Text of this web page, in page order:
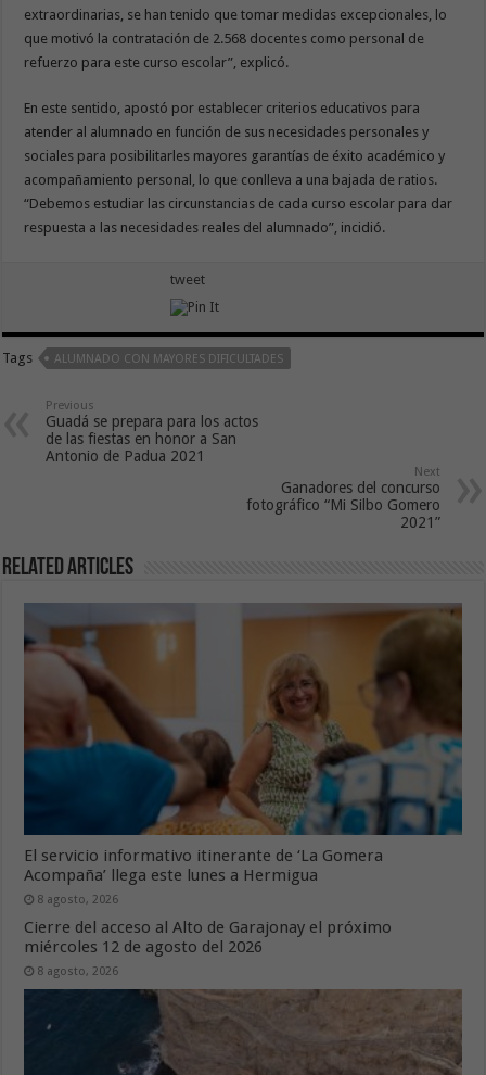
extraordinarias, se han tenido que tomar medidas excepcionales, lo
que motivó la contratación de 2.568 docentes como personal de
refuerzo para este curso escolar”, explicó.
En este sentido, apostó por establecer criterios educativos para
atender al alumnado en función de sus necesidades personales y
sociales para posibilitarles mayores garantías de éxito académico y
acompañamiento personal, lo que conlleva a una bajada de ratios.
“Debemos estudiar las circunstancias de cada curso escolar para dar
respuesta a las necesidades reales del alumnado”, incidió.
tweet
Tags ALUMNADO CON MAYORES DIFICULTADES
Previous
Guadá se prepara para los actos
de las fiestas en honor a San
Antonio de Padua 2021
Next
Ganadores del concurso
fotográfico “Mi Silbo Gomero
2021”
Related Articles
El servicio informativo itinerante de ‘La Gomera
Acompaña’ llega este lunes a Hermigua
8 agosto, 2026
Cierre del acceso al Alto de Garajonay el próximo
miércoles 12 de agosto del 2026
8 agosto, 2026